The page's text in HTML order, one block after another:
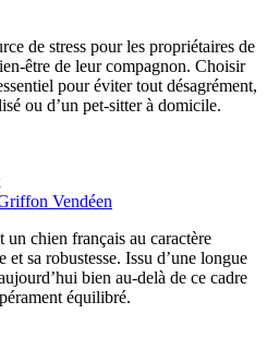
de stress pour les propriétaires de
être de leur compagnon. Choisir
pour éviter tout désagrément,
ou d’un pet-sitter à domicile.
Vendéen
chien français au caractère
sa robustesse. Issu d’une longue
bien au-delà de ce cadre
équilibré.